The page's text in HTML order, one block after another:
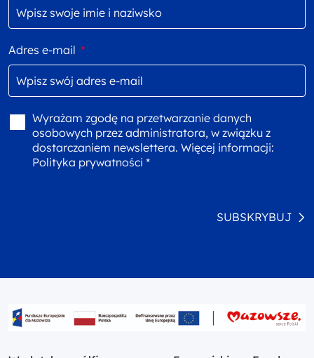
Adres e-mail *
Wyrażam zgodę na przetwarzanie danych
osobowych przez administratora, w związku z
dostarczaniem newslettera. Więcej informacji:
Polityka prywatności *
SUBSKRYBUJ